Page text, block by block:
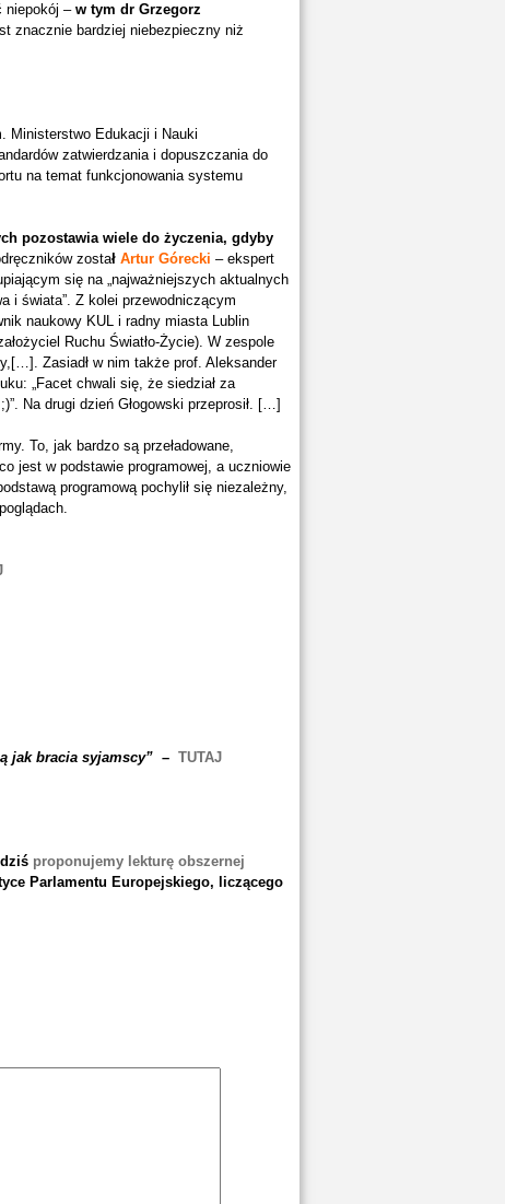
niepokój – w tym dr Grzegorz
znacznie bardziej niebezpieczny niż
Ministerstwo Edukacji i Nauki
zatwierdzania i dopuszczania do
na temat funkcjonowania systemu
pozostawia wiele do życzenia, gdyby
zostałArtur Górecki – ekspert
się na „najważniejszych aktualnych
i świata”. Z kolei przewodniczącym
naukowy KUL i radny miasta Lublin
Ruchu Światło-Życie). W zespole
Zasiadł w nim także prof. Aleksander
„Facet chwali się, że siedział za
Na drugi dzień Głogowski przeprosił. […]
To, jak bardzo są przeładowane,
jest w podstawie programowej, a uczniowie
programową pochylił się niezależny,
jak bracia syjamscy”– TUTAJ
proponujemy lekturę obszernej
Parlamentu Europejskiego, liczącego